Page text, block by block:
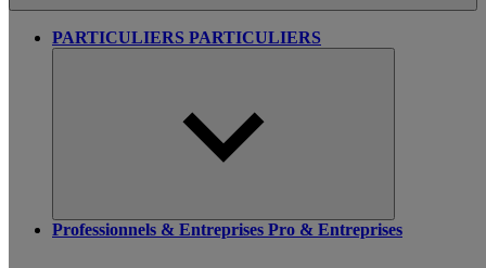
PARTICULIERS PARTICULIERS
Professionnels & Entreprises Pro & Entreprises